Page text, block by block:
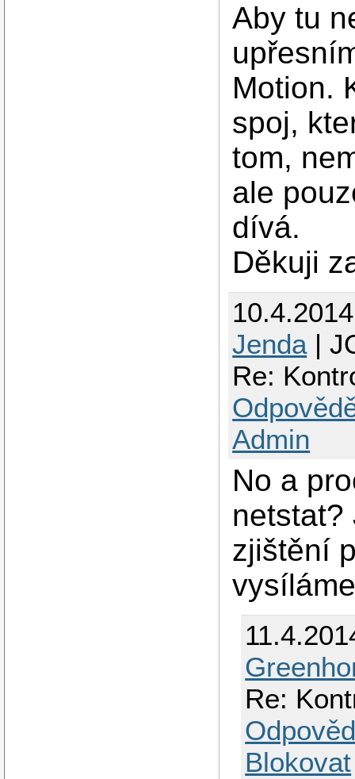
Aby tu
Motion.
spoj,
tom,
ale
dívá.
Děkuji
Jenda|
Re:
Admin
No a
netstat?
zjištění
Re:
Blokovat